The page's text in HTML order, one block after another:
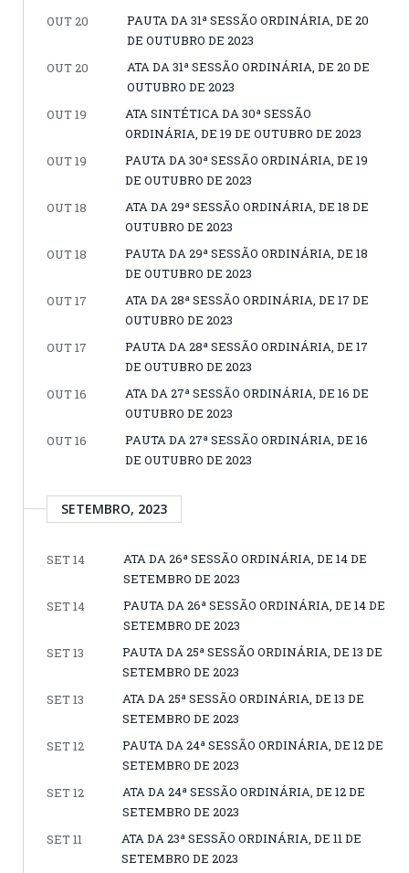
OUT 20
PAUTA DA 31ª SESSÃO ORDINÁRIA, DE 20
DE OUTUBRO DE 2023
OUT 20
ATA DA 31ª SESSÃO ORDINÁRIA, DE 20 DE
OUTUBRO DE 2023
OUT 19
ATA SINTÉTICA DA 30ª SESSÃO
ORDINÁRIA, DE 19 DE OUTUBRO DE 2023
OUT 19
PAUTA DA 30ª SESSÃO ORDINÁRIA, DE 19
DE OUTUBRO DE 2023
OUT 18
ATA DA 29ª SESSÃO ORDINÁRIA, DE 18 DE
OUTUBRO DE 2023
OUT 18
PAUTA DA 29ª SESSÃO ORDINÁRIA, DE 18
DE OUTUBRO DE 2023
OUT 17
ATA DA 28ª SESSÃO ORDINÁRIA, DE 17 DE
OUTUBRO DE 2023
OUT 17
PAUTA DA 28ª SESSÃO ORDINÁRIA, DE 17
DE OUTUBRO DE 2023
OUT 16
ATA DA 27ª SESSÃO ORDINÁRIA, DE 16 DE
OUTUBRO DE 2023
OUT 16
PAUTA DA 27ª SESSÃO ORDINÁRIA, DE 16
DE OUTUBRO DE 2023
SETEMBRO, 2023
SET 14
ATA DA 26ª SESSÃO ORDINÁRIA, DE 14 DE
SETEMBRO DE 2023
SET 14
PAUTA DA 26ª SESSÃO ORDINÁRIA, DE 14 DE
SETEMBRO DE 2023
SET 13
PAUTA DA 25ª SESSÃO ORDINÁRIA, DE 13 DE
SETEMBRO DE 2023
SET 13
ATA DA 25ª SESSÃO ORDINÁRIA, DE 13 DE
SETEMBRO DE 2023
SET 12
PAUTA DA 24ª SESSÃO ORDINÁRIA, DE 12 DE
SETEMBRO DE 2023
SET 12
ATA DA 24ª SESSÃO ORDINÁRIA, DE 12 DE
SETEMBRO DE 2023
SET 11
ATA DA 23ª SESSÃO ORDINÁRIA, DE 11 DE
SETEMBRO DE 2023